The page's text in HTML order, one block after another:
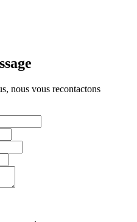
nous vous recontactons